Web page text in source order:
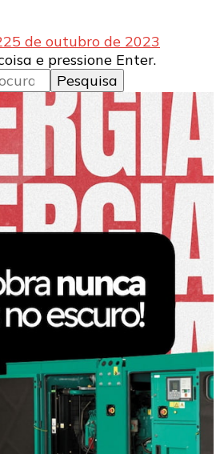
25 de outubro de 2023
e pressione Enter.